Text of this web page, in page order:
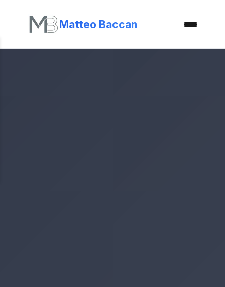
Matteo Baccan